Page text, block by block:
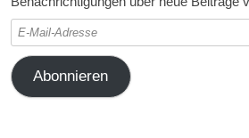
E-
Mail-
Adresse
Abonnieren